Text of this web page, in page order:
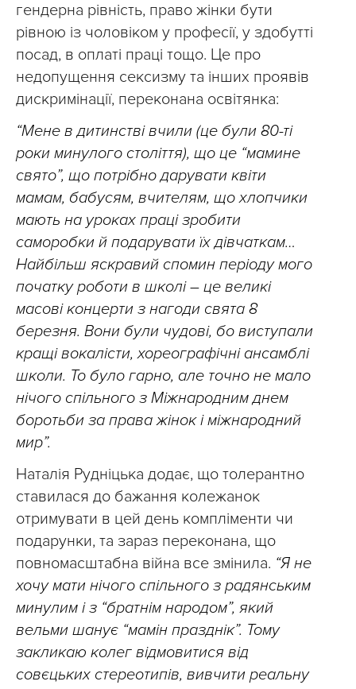
гендерна рівність, право жінки бути
рівною із чоловіком у професії, у здобутті
посад, в оплаті праці тощо. Це про
недопущення сексизму та інших проявів
дискримінації, переконана освітянка:
“Мене в дитинстві вчили (це були 80-ті
роки минулого століття), що це “мамине
свято”, що потрібно дарувати квіти
мамам, бабусям, вчителям, що хлопчики
мають на уроках праці зробити
саморобки й подарувати їх дівчаткам…
Найбільш яскравий спомин періоду мого
початку роботи в школі – це великі
масові концерти з нагоди свята 8
березня. Вони були чудові, бо виступали
кращі вокалісти, хореографічні ансамблі
школи. То було гарно, але точно не мало
нічого спільного з Міжнародним днем
боротьби за права жінок і міжнародний
мир”.
Наталія Рудніцька додає, що толерантно
ставилася до бажання колежанок
отримувати в цей день компліменти чи
подарунки, та зараз переконана, що
повномасштабна війна все змінила. “Я не
хочу мати нічого спільного з радянським
минулим і з “братнім народом”, який
вельми шанує “мамін празднік”. Тому
закликаю колег відмовитися від
совєцьких стереотипів, вивчити реальну